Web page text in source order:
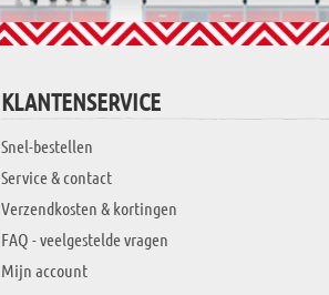
KLANTENSERVICE
Snel-bestellen
Service & contact
Verzendkosten & kortingen
FAQ - veelgestelde vragen
Mijn account